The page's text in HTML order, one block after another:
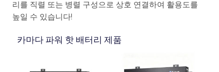
리를 직렬 또는 병렬 구성으로 상호 연결하여 활용도를
높일 수 있습니다!
카마다 파워 핫 배터리 제품